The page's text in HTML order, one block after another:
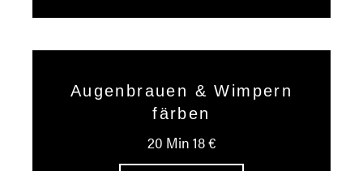
Augenbrauen & Wimpern
färben
20 Min 18 €